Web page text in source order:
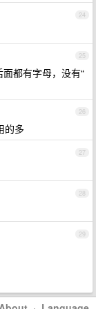
24
25
都有字母，没有“
26
的多
27
28
29